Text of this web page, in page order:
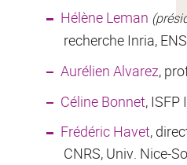
Hélène Leman
recherche Inria,
Aurélien Alvarez,
Céline Bonnet, ISFP
Frédéric Havet,
CNRS, Univ. Nice-